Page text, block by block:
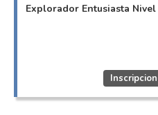
Explorador Entusiasta